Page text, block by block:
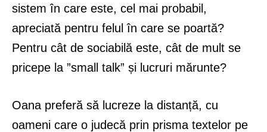
sistem în care este, cel mai probabil,
apreciată pentru felul în care se poartă?
Pentru cât de sociabilă este, cât de mult se
pricepe la ”small talk” și lucruri mărunte?
Oana preferă să lucreze la distanță, cu
oameni care o judecă prin prisma textelor pe